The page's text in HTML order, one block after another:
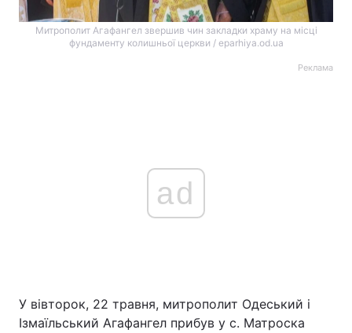
Митрополит Агафангел звершив чин закладки храму на місці
фундаменту колишньої церкви / eparhiya.od.ua
Реклама
ad
У вівторок, 22 травня, митрополит Одеський і
Ізмаїльський Агафангел прибув у с. Матроска